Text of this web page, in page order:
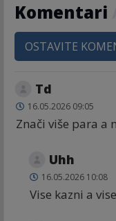
Komentari
OSTAVITE
Td
16.05.2026 09:05
Znači više para a
Uhh
16.05.2026 10:08
Vise kazni a